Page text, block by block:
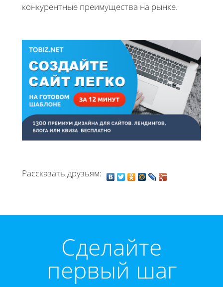
конкурентные преимущества на рынке.
Рассказать друзьям:
Cделайте
первый шаг